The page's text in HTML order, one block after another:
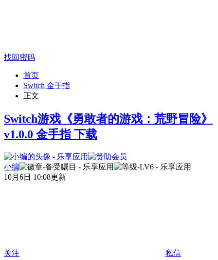
找回密码
首页
Switch 金手指
正文
Switch游戏《勇敢者的游戏：荒野冒险》
v1.0.0 金手指 下载
小编
10月6日 10:08更新
关注 私信